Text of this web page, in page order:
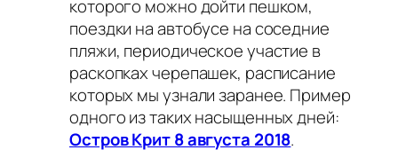
которого можно дойти пешком,
поездки на автобусе на соседние
пляжи, периодическое участие в
раскопках черепашек, расписание
которых мы узнали заранее. Пример
одного из таких насыщенных дней:
Остров Крит 8 августа 2018.